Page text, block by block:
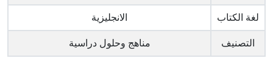
لغة الكتاب الانجليزية
التصنيف مناهج وحلول دراسية